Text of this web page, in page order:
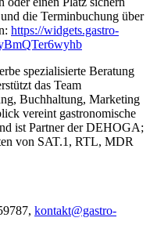
die Terminbuchung über
https://widgets.gastro-
spezialisierte Beratung
das Team
Buchhaltung, Marketing
vereint gastronomische
ist Partner der DEHOGA;
von SAT.1, RTL, MDR
kontakt@gastro-